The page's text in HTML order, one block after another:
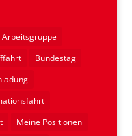
Arbeitsgruppe
Bundestag
Meine Positionen